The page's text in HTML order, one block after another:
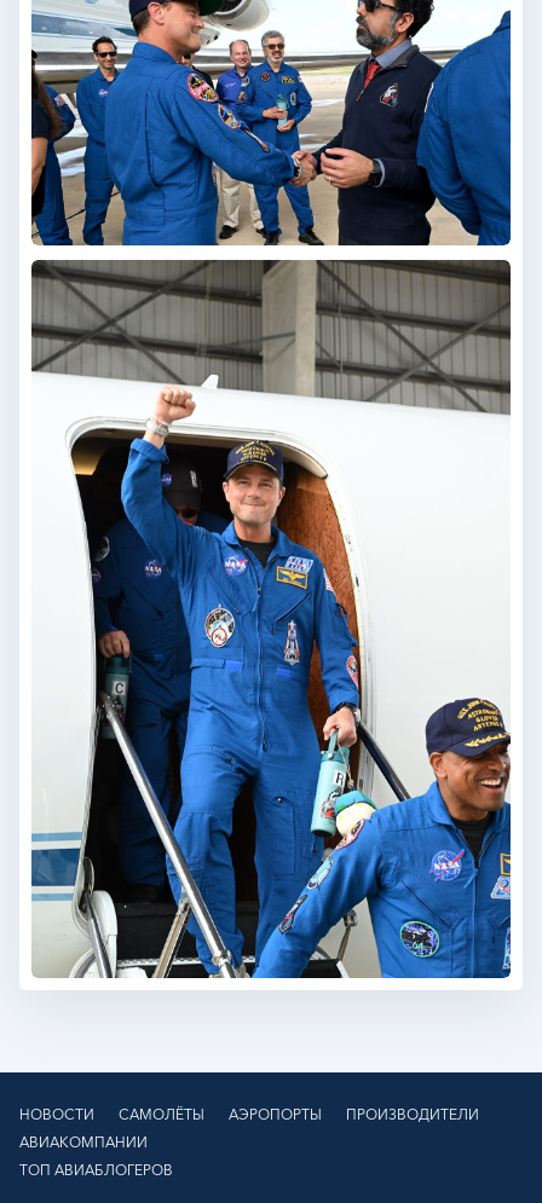
НОВОСТИ САМОЛЁТЫ АЭРОПОРТЫ
ПРОИЗВОДИТЕЛИ
АВИАКОМПАНИИ
ТОП АВИАБЛОГЕРОВ